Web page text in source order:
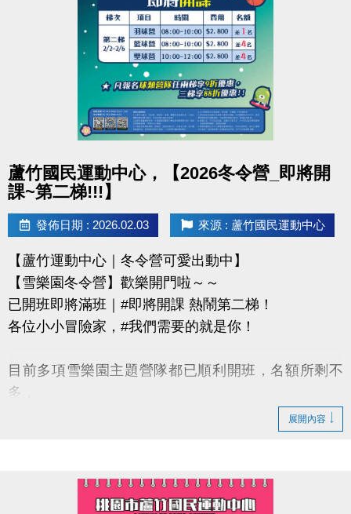
-洽詢專線：03-2639066 #115、116
-官網 :
https://www.lzsports.com.tw/zh_TW/news/pageID/1/
-FB : 桃園市蘆竹國民運動中心
-IG : @luzhusports
蘆竹國民運動中心，【2026冬令營_即將開
課~第二梯!!!】
發佈日期 : 2026.02.03 來源 : 蘆竹國民運動中心
【蘆竹運動中心｜冬令營可愛出動中】
【雪樂園冬令營】歡樂開門啦～～
已開班即將滿班｜#即將開課 熱鬧第二梯！
各位小小冒險家，#我們需要的就是你！
目前多項雪樂園主題營隊都已順利開班，名額所剩不
多，
還有部分課程即將開課，只差幾位小小探險家就能啟
留下最歡樂、最難忘的冬日回憶吧～
展開內容